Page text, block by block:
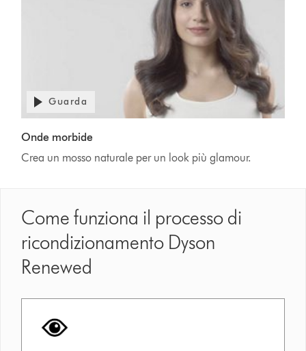
Guarda
Onde morbide
Crea un mosso naturale per un look più glamour.
Come funziona il processo di
ricondizionamento Dyson
Renewed